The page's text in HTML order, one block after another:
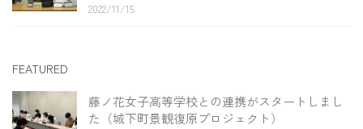
2022/11/15
FEATURED
藤ノ花女子高等学校との連携がスタートしまし
た（城下町景観復原プロジェクト）